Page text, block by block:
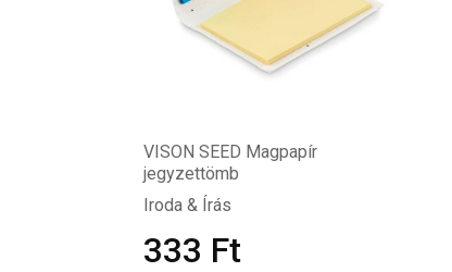
VISON SEED Magpapír
jegyzettömb
Iroda & Írás
333 Ft